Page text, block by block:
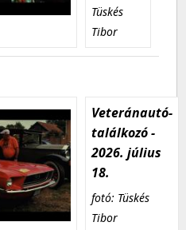
Tüskés
Tibor
Veteránautó-
találkozó -
2026. július
18.
fotó: Tüskés
Tibor